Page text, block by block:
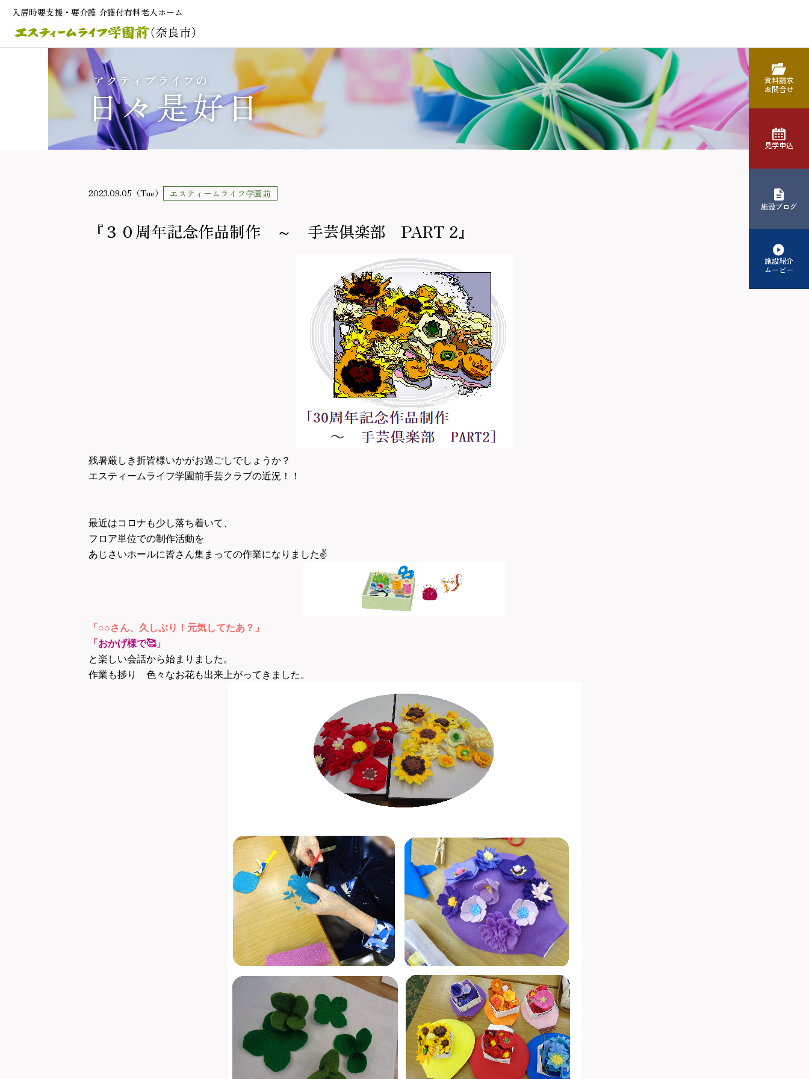
入居時要支援・要介護 介護付有料老人ホーム
資料請求
お問合せ
見学申込
施設ブログ
施設紹介
ムービー
2023.09.05（Tue） エスティームライフ学園前
『３０周年記念作品制作 ～ 手芸倶楽部 PART 2』
残暑厳しき折皆様いかがお過ごしでしょうか？
エスティームライフ学園前手芸クラブの近況！！
最近はコロナも少し落ち着いて、
フロア単位での制作活動を
あじさいホールに皆さん集まっての作業になりました✌
「○○さん、久しぶり！元気してたあ？」
「おかげ様で🥰」
と楽しい会話から始まりました。
作業も捗り 色々なお花も出来上がってきました。